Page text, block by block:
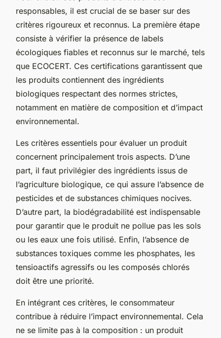
responsables, il est crucial de se baser sur des
critères rigoureux et reconnus. La première étape
consiste à vérifier la présence de labels
écologiques fiables et reconnus sur le marché, tels
que ECOCERT. Ces certifications garantissent que
les produits contiennent des ingrédients
biologiques respectant des normes strictes,
notamment en matière de composition et d’impact
environnemental.
Les critères essentiels pour évaluer un produit
concernent principalement trois aspects. D’une
part, il faut privilégier des ingrédients issus de
l’agriculture biologique, ce qui assure l’absence de
pesticides et de substances chimiques nocives.
D’autre part, la biodégradabilité est indispensable
pour garantir que le produit ne pollue pas les sols
ou les eaux une fois utilisé. Enfin, l’absence de
substances toxiques comme les phosphates, les
tensioactifs agressifs ou les composés chlorés
doit être une priorité.
En intégrant ces critères, le consommateur
contribue à réduire l’impact environnemental. Cela
ne se limite pas à la composition : un produit